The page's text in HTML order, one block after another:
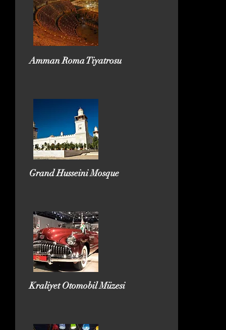
Amman Roma Tiyatrosu
Grand Husseini Mosque
Kraliyet Otomobil Müzesi